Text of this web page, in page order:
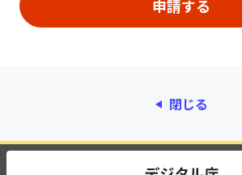
閉じる